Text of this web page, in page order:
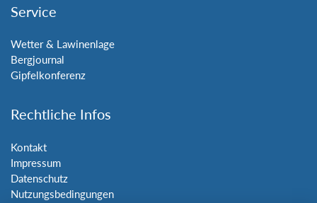
Service
Wetter & Lawinenlage
Bergjournal
Gipfelkonferenz
Rechtliche Infos
Kontakt
Impressum
Datenschutz
Nutzungsbedingungen